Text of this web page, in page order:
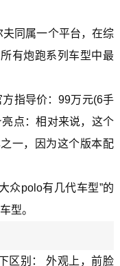
同属一个平台，在综
有炮跑系列车型中最
指导价：99万元(6手
点：相对来说，这个
一，因为这个版本配
众polo有几代车型”的
型。
区别： 外观上，前脸